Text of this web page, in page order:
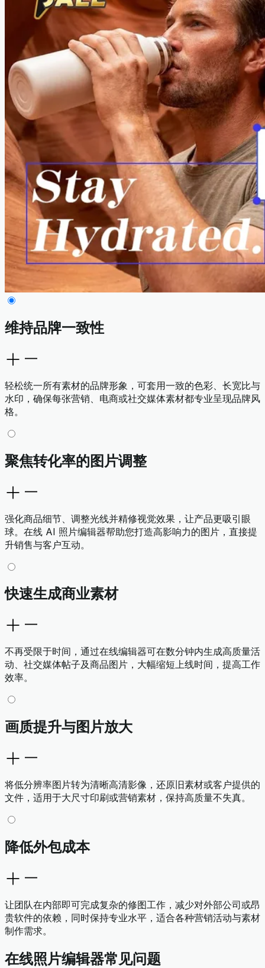
维持品牌一致性
轻松统一所有素材的品牌形象，可套用一致的色彩、长宽比与
水印，确保每张营销、电商或社交媒体素材都专业呈现品牌风
格。
聚焦转化率的图片调整
强化商品细节、调整光线并精修视觉效果，让产品更吸引眼
球。在线 AI 照片编辑器帮助您打造高影响力的图片，直接提
升销售与客户互动。
快速生成商业素材
不再受限于时间，通过在线编辑器可在数分钟内生成高质量活
动、社交媒体帖子及商品图片，大幅缩短上线时间，提高工作
效率。
画质提升与图片放大
将低分辨率图片转为清晰高清影像，还原旧素材或客户提供的
文件，适用于大尺寸印刷或营销素材，保持高质量不失真。
降低外包成本
让团队在内部即可完成复杂的修图工作，减少对外部公司或昂
贵软件的依赖，同时保持专业水平，适合各种营销活动与素材
制作需求。
在线照片编辑器常见问题